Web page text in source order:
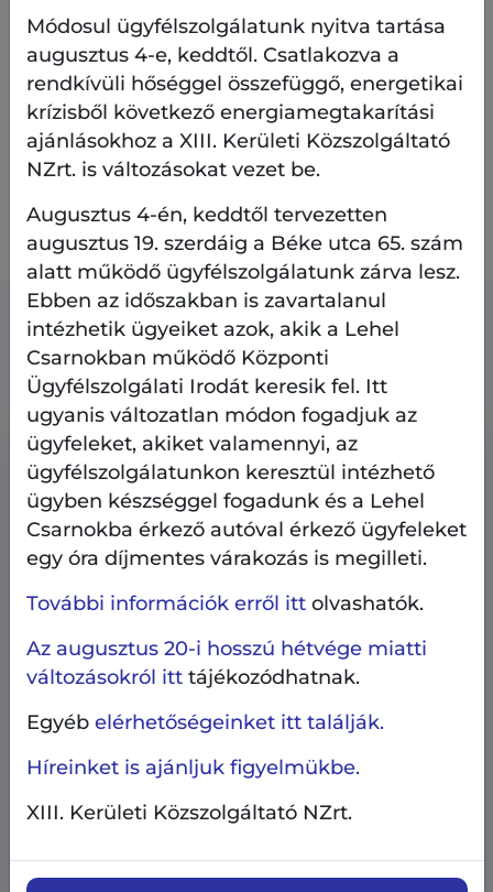
autógumik.
A hulladékokat a lebonyolítást végző vállalkozó
alkalmazottainak kell átadni, a közterületre lerakni
nem szabad!
A környezet védelméről, köztisztasági
feladatellátásrólITTtájékozódhat.
Kapcsolódó tartalmak
Változás az ügyfélszolgálat
Módosul ügyfélszolgálatunk nyitva tartása
augusztus 4-e, keddtől. Csatlakozva a
rendkívüli hőséggel összefüggő, energetikai
krízisből következő energiamegtakarítási
ajánlásokhoz a XIII. Kerületi Közszolgáltató
NZrt. is változásokat vezet be.
Augusztus 4-én, keddtől tervezetten
augusztus 19. szerdáig a Béke utca 65. szám
alatt működő ügyfélszolgálatunk zárva lesz.
Ebben az időszakban is zavartalanul
intézhetik ügyeiket azok, akik a Lehel
Csarnokban működő Központi
Ügyfélszolgálati Irodát keresik fel. Itt
ugyanis változatlan módon fogadjuk az
ügyfeleket, akiket valamennyi, az
ügyfélszolgálatunkon keresztül intézhető
ügyben készséggel fogadunk és a Lehel
Csarnokba érkező autóval érkező ügyfeleket
egy óra díjmentes várakozás is megilleti.
További információk erről ittolvashatók.
Az augusztus 20-i hosszú hétvége miatti
változásokról itttájékozódhatnak.
Egyéb elérhetőségeinket itt találják.
Híreinket is ajánljuk figyelmükbe.
XIII. Kerületi Közszolgáltató NZrt.